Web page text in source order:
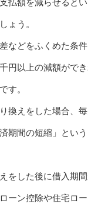
払額を減らせると
ょう。
などをふくめた条
円以上の減額がで
す。
換えをした場合、
期間の短縮」とい
をした後に借入期
ーン控除や住宅ロ